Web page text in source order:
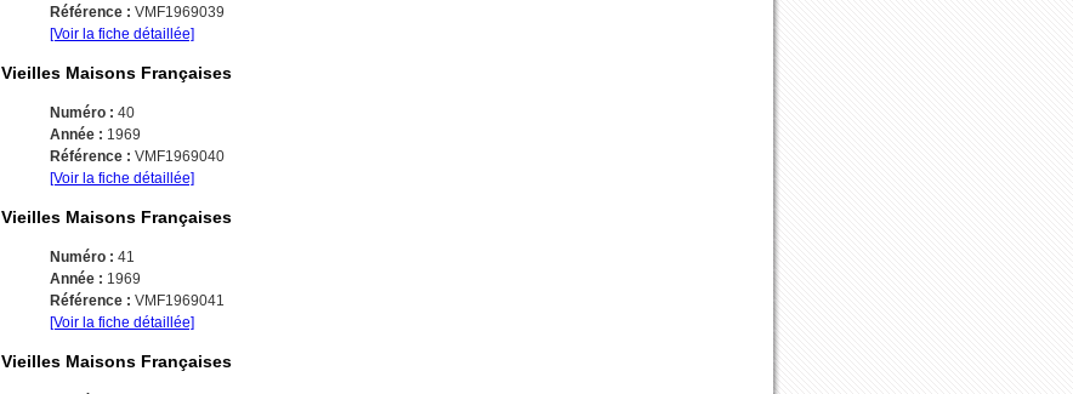
Référence : VMF1969039
[Voir la fiche détaillée]
Vieilles Maisons Françaises
Numéro : 40
Année : 1969
Référence : VMF1969040
[Voir la fiche détaillée]
Vieilles Maisons Françaises
Numéro : 41
Année : 1969
Référence : VMF1969041
[Voir la fiche détaillée]
Vieilles Maisons Françaises